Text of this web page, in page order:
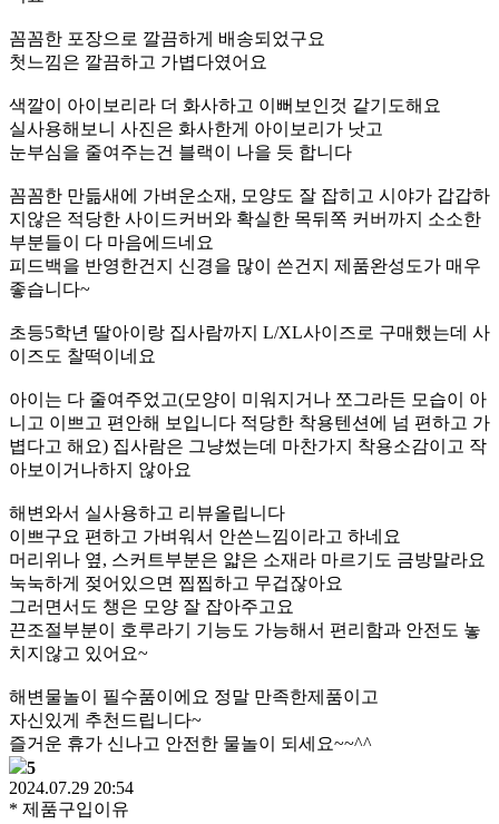
꼼꼼한 포장으로 깔끔하게 배송되었구요
첫느낌은 깔끔하고 가볍다였어요
색깔이 아이보리라 더 화사하고 이뻐보인것 같기도해요
실사용해보니 사진은 화사한게 아이보리가 낫고
눈부심을 줄여주는건 블랙이 나을 듯 합니다
꼼꼼한 만듦새에 가벼운소재, 모양도 잘 잡히고 시야가 갑갑하
지않은 적당한 사이드커버와 확실한 목뒤쪽 커버까지 소소한
부분들이 다 마음에드네요
피드백을 반영한건지 신경을 많이 쓴건지 제품완성도가 매우
좋습니다~
초등5학년 딸아이랑 집사람까지 L/XL사이즈로 구매했는데 사
이즈도 찰떡이네요
아이는 다 줄여주었고(모양이 미워지거나 쪼그라든 모습이 아
니고 이쁘고 편안해 보입니다 적당한 착용텐션에 넘 편하고 가
볍다고 해요) 집사람은 그냥썼는데 마찬가지 착용소감이고 작
아보이거나하지 않아요
해변와서 실사용하고 리뷰올립니다
이쁘구요 편하고 가벼워서 안쓴느낌이라고 하네요
머리위나 옆, 스커트부분은 얇은 소재라 마르기도 금방말라요
눅눅하게 젖어있으면 찝찝하고 무겁잖아요
그러면서도 챙은 모양 잘 잡아주고요
끈조절부분이 호루라기 기능도 가능해서 편리함과 안전도 놓
치지않고 있어요~
해변물놀이 필수품이에요 정말 만족한제품이고
자신있게 추천드립니다~
즐거운 휴가 신나고 안전한 물놀이 되세요~~^^
5
2024.07.29 20:54
* 제품구입이유